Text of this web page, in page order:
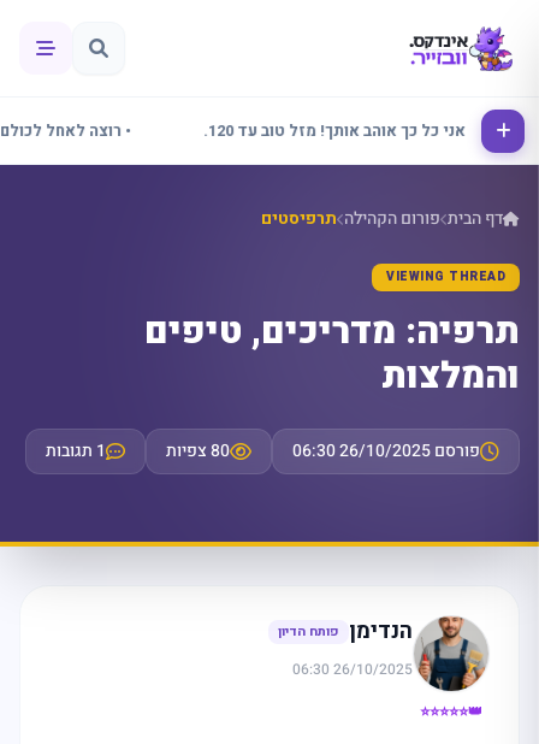
אני כל כך אוהב אותך! מזל טוב עד 120. • רוצה לאחל לכולם
דף הבית פורום הקהילה תרפיסטים
VIEWING THREAD
תרפיה: מדריכים, טיפים
והמלצות
פורסם 26/10/2025 06:30 80 צפיות 1 תגובות
👑⭐⭐⭐⭐⭐
הנדימן פותח הדיון
26/10/2025 06:30